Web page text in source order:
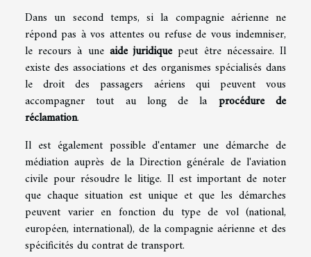
Dans un second temps, si la compagnie aérienne ne
répond pas à vos attentes ou refuse de vous indemniser,
le recours à une aide juridiquepeut être nécessaire. Il
existe des associations et des organismes spécialisés dans
le droit des passagers aériens qui peuvent vous
accompagner tout au long de la procédure de
réclamation.
Il est également possible d'entamer une démarche de
médiation auprès de la Direction générale de l'aviation
civile pour résoudre le litige. Il est important de noter
que chaque situation est unique et que les démarches
peuvent varier en fonction du type de vol (national,
européen, international), de la compagnie aérienne et des
spécificités du contrat de transport.